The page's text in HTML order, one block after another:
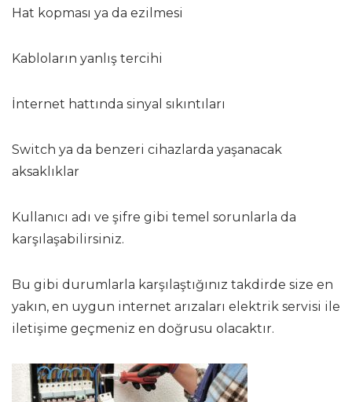
Hat kopması ya da ezilmesi
Kabloların yanlış tercihi
İnternet hattında sinyal sıkıntıları
Switch ya da benzeri cihazlarda yaşanacak
aksaklıklar
Kullanıcı adı ve şifre gibi temel sorunlarla da
karşılaşabilirsiniz.
Bu gibi durumlarla karşılaştığınız takdirde size en
yakın, en uygun internet arızaları elektrik servisi ile
iletişime geçmeniz en doğrusu olacaktır.